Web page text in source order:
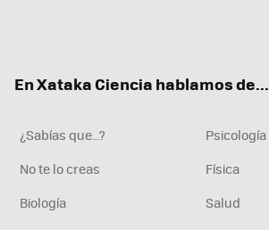
En Xataka Ciencia hablamos de...
¿Sabías que...?
Psicología
No te lo creas
Física
Biología
Salud